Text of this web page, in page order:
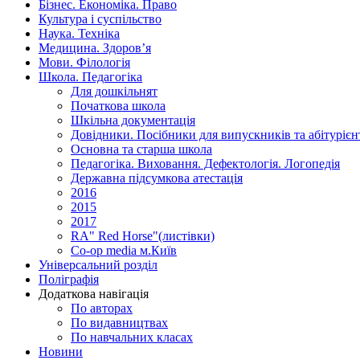
Бізнес. Економіка. Право
Культура і суспільство
Наука. Техніка
Медицина. Здоров’я
Мови. Філологія
Школа. Педагогіка
Для дошкільнят
Початкова школа
Шкільна документація
Довідники. Посібники для випускників та
Основна та старша школа
Педагогіка. Виховання. Дефектологія. Логопедія
Державна підсумкова атестація
2016
2015
2017
RA" Red Horse"(листівки)
Co-op media м.Київ
Універсальний розділ
Поліграфія
Додаткова навігація
По авторах
По видавництвах
По навчальних класах
Новини